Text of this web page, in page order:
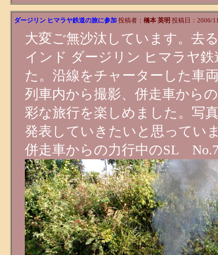
ダージリン ヒマラヤ鉄道の旅に参加 投稿者： 橋本 英明 投稿日：2006/
大変ご無沙汰しています。去
インド ダージリン ヒマラヤ
た。沿線をチャーターした車
列車内から撮影、併走車から
彩な旅行を楽しめました。写
発表していきたいと思ってい
併走車からの力行中のSL